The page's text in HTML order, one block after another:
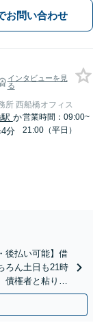
お問い合わせ
インタビューを見
る
所 西船橋オフィス
か
分
営業時間：09:00~
21:00（平日）
後払い可能】借
ろん土日も21時
債権者と粘り強